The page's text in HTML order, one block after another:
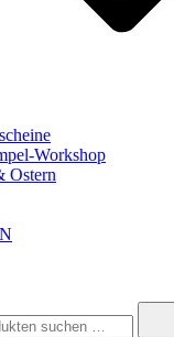
Workshop
Ostern